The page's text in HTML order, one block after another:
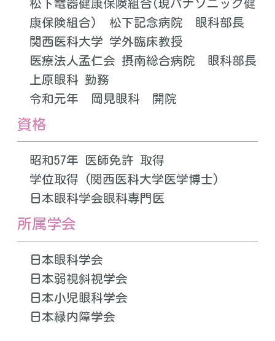
松下電器健康保険組合(現パナソニック健
康保険組合) 松下記念病院 眼科部長
関西医科大学 学外臨床教授
医療法人孟仁会 摂南総合病院 眼科部長
上原眼科 勤務
令和元年 岡見眼科 開院
資格
昭和57年 医師免許 取得
学位取得 (関西医科大学医学博士)
日本眼科学会眼科専門医
所属学会
日本眼科学会
日本弱視斜視学会
日本小児眼科学会
日本緑内障学会